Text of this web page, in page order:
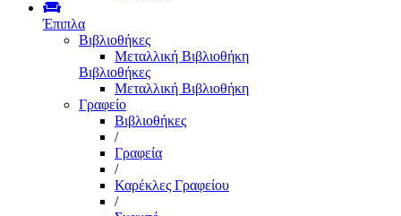
Έπιπλα
Βιβλιοθήκες
Μεταλλική Βιβλιοθήκη
Βιβλιοθήκες
Μεταλλική Βιβλιοθήκη
Γραφείο
Βιβλιοθήκες
/
Γραφεία
/
Καρέκλες Γραφείου
/